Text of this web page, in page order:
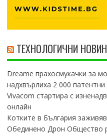
ТЕХНОЛОГИЧНИ
Dreame прахосмукачки за
надхвърлиха 2 000
Vivacom стартира с
онлайн
Котките в България
Обединено Дрон Общество